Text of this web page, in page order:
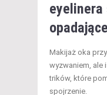
eyelinera
Makijaż oka
wyzwaniem, ale
trików, które
spojrzenie.